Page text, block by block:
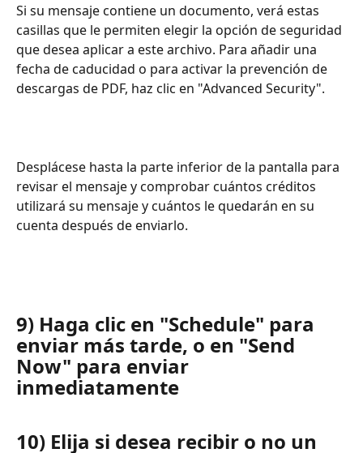
Si su mensaje contiene un documento, verá estas
casillas que le permiten elegir la opción de seguridad
que desea aplicar a este archivo. Para añadir una
fecha de caducidad o para activar la prevención de
descargas de PDF, haz clic en "Advanced Security".
Desplácese hasta la parte inferior de la pantalla para
revisar el mensaje y comprobar cuántos créditos
utilizará su mensaje y cuántos le quedarán en su
cuenta después de enviarlo.
9) Haga clic en "Schedule" para
enviar más tarde, o en "Send
Now" para enviar
inmediatamente
10) Elija si desea recibir o no un